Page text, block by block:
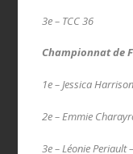
3e – TCC 36
Championnat de
1e – Jessica
2e – Emmie
3e – Léonie Periault